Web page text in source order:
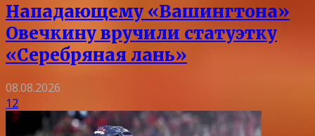
Нападающему «Вашингтона»
Овечкину вручили статуэтку
«Серебряная лань»
08.08.2026
12